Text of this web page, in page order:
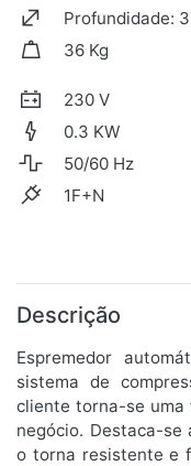
Profundidade:
36 Kg
230 V
0.3 KW
50/60 Hz
1F+N
Descrição
Espremedor
sistema de
cliente torna-se uma
negócio. Destaca-se
o torna resistente e